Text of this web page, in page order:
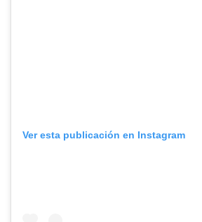
Ver esta publicación en Instagram